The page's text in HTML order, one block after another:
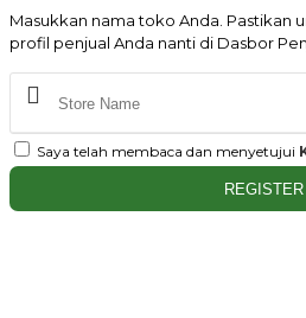
Masukkan nama toko Anda. Pastikan
profil penjual Anda nanti di Dasbor
Saya telah membaca dan menyetujui
REGISTER